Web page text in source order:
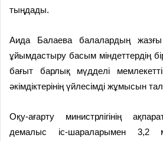
тыңдады.
Аида Балаева балалардың
ұйымдастыру басым міндеттердің
бағыт барлық мүдделі
әкімдіктерінің үйлесімді жұмысын
Оқу-ағарту министрлігінің
демалыс іс-шараларымен